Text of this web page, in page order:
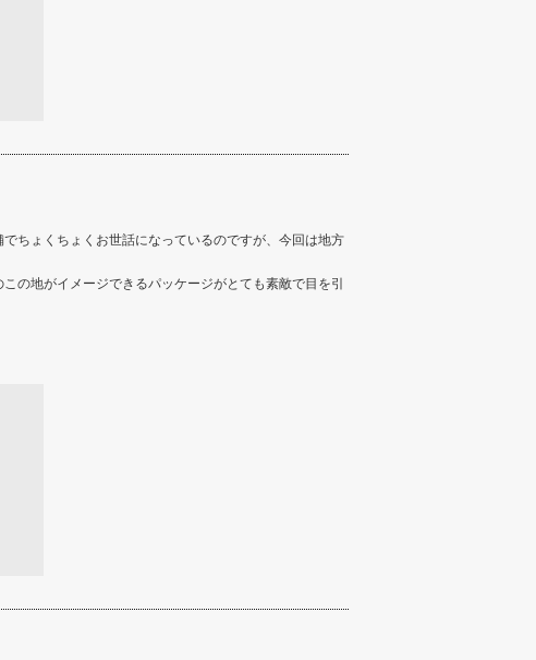
ちょくちょくお世話になっているのですが、今回は地方
の地がイメージできるパッケージがとても素敵で目を引